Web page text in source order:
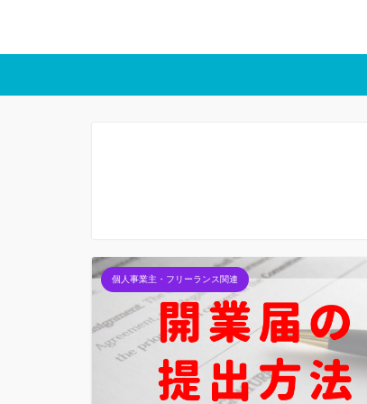
個人事業主・フリーランス関連